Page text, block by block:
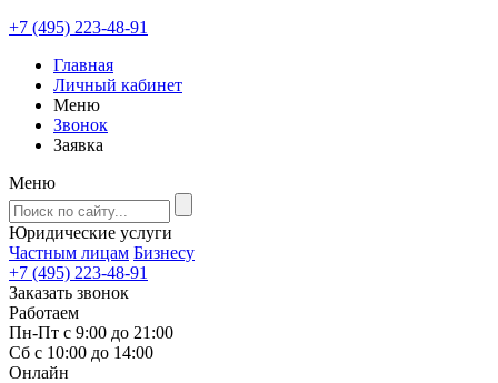
+7 (495) 223-48-91
Главная
Личный кабинет
Меню
Звонок
Заявка
Меню
Юридические услуги
Частным лицам Бизнесу
+7 (495) 223-48-91
Заказать звонок
Работаем
Пн-Пт с 9:00 до 21:00
Сб с 10:00 до 14:00
Онлайн